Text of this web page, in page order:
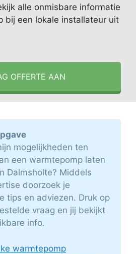
alle onmisbare informatie
bij een lokale installateur uit
OFFERTE AAN
mogelijkheden ten
een warmtepomp laten
Dalmsholte? Middels
doorzoek je
tips en adviezen. Druk op
vraag en jij bekijkt
info.
warmtepomp